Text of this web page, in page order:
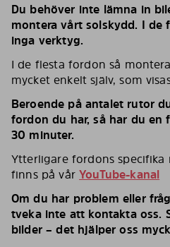
Du behöver inte lämna in
montera vårt solskydd. I de
inga verktyg.
I de flesta fordon så
mycket enkelt själv, som
Beroende på antalet rutor
fordon du har, så har du en
30 minuter.
Ytterligare fordons
finns på vårYouTube-kanal
Om du har problem eller
tveka inte att kontakta oss.
bilder – det hjälper oss